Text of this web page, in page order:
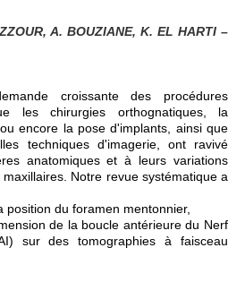
A. BOUZIANE, K. EL HARTI –
croissante des procédures
les chirurgies orthognatiques, la
encore la pose d'implants, ainsi que
techniques d'imagerie, ont ravivé
anatomiques et à leurs variations
Notre revue systématique a
position du foramen mentonnier,
de la boucle antérieure du Nerf
sur des tomographies à faisceau